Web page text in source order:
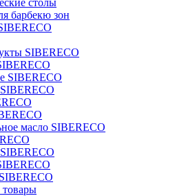
столы
барбекю зон
SIBERECO
SIBERECO
масло SIBERECO
товары